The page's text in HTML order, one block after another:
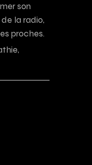
son
la radio,
proches.